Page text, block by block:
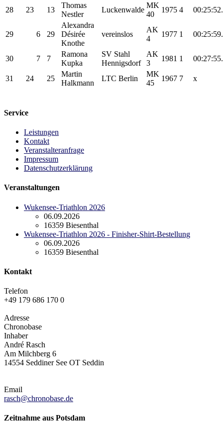
28 23 13
Thomas
Nestler
Luckenwalde
MK
40
1975 4
29 6 29
Alexandra
Désirée
Knothe
vereinslos
AK
4
1977 1
30 7 7
Ramona
Kupka
SV Stahl
Hennigsdorf
AK
3
1981 1
31 24 25
Martin
Halkmann
LTC Berlin
MK
45
1967 7 x
Service
Leistungen
Kontakt
Veranstalteranfrage
Impressum
Datenschutzerklärung
Veranstaltungen
Wukensee-Triathlon 2026
06.09.2026
16359 Biesenthal
Wukensee-Triathlon 2026 - Finisher-Shirt-Bestellung
06.09.2026
16359 Biesenthal
Kontakt
Telefon
+49 179 686 170 0
Adresse
Chronobase
Inhaber
André Rasch
Am Milchberg 6
14554 Seddiner See OT Seddin
Email
rasch@chronobase.de
Zeitnahme aus Potsdam